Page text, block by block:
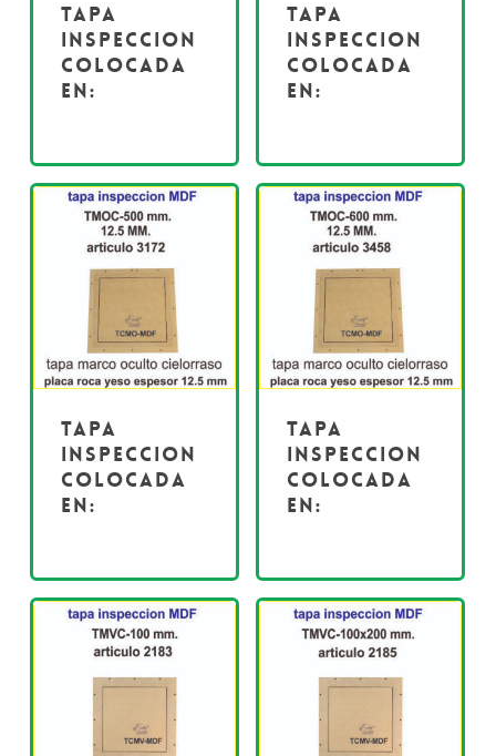
Tapa
inspeccion
colocada
en:
Tapa
inspeccion
colocada
en:
Tapa
inspeccion
colocada
en:
Tapa
inspeccion
colocada
en: